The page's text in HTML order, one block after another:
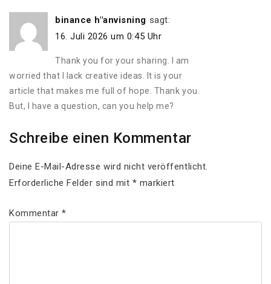
binance h"anvisning sagt:
16. Juli 2026 um 0:45 Uhr
Thank you for your sharing. I am
worried that I lack creative ideas. It is your
article that makes me full of hope. Thank you.
But, I have a question, can you help me?
Schreibe einen Kommentar
Deine E-Mail-Adresse wird nicht veröffentlicht.
Erforderliche Felder sind mit * markiert
Kommentar*